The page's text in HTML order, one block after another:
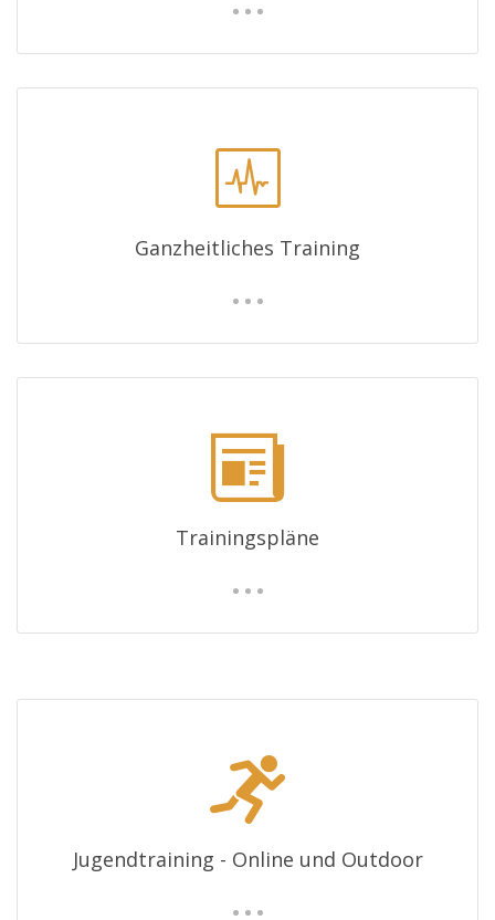
Ganzheitliches Training
Trainingspläne
Jugendtraining - Online und Outdoor